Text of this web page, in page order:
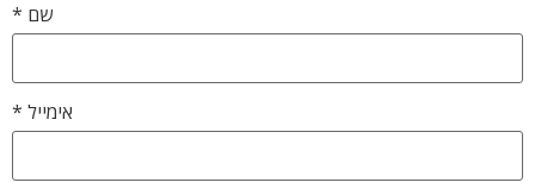
שם *
אימייל *